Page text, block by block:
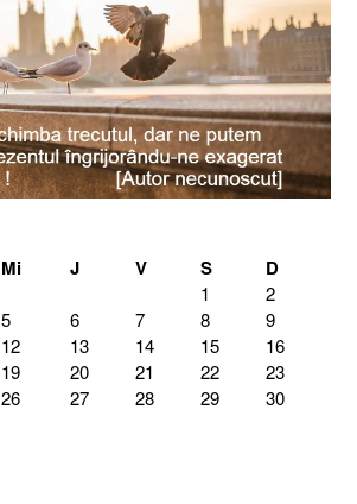
Mi J V S D
1
2
5 6 7 8
9
12 13 14 15
16
19 20 21 22
23
26 27 28 29
30